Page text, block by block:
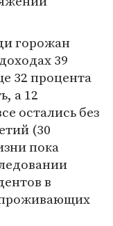
горожан
39
32 процента
а 12
остались без
(30
пока
в
проживающих